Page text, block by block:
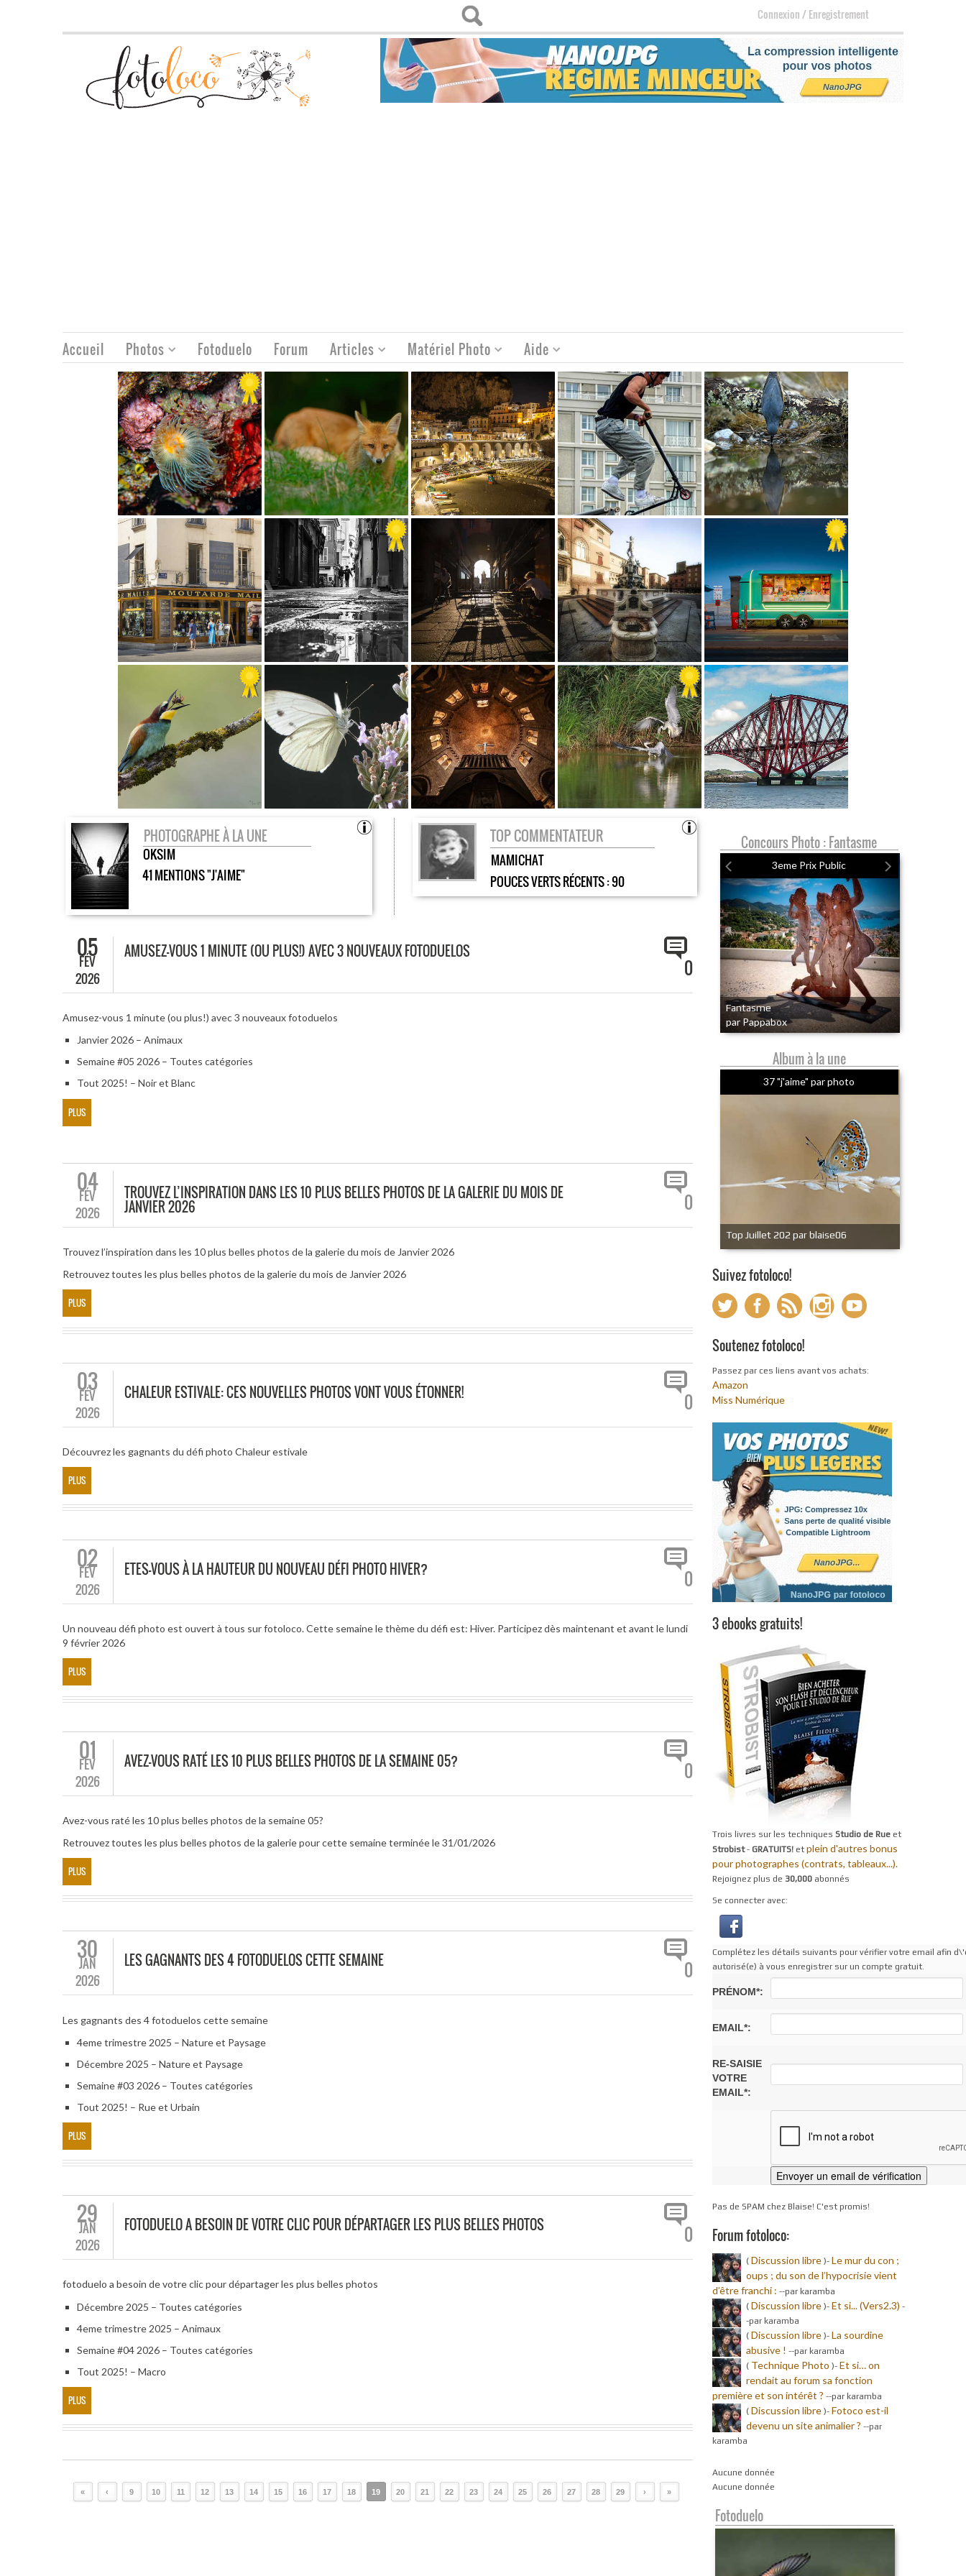
Connexion/Enregistrement
Accueil Photos Fotoduelo Forum Articles Matériel Photo Aide
PHOTOGRAPHE À LA UNE
OKSIM
41 MENTIONS "J'AIME"
TOP COMMENTATEUR
MAMICHAT
POUCES VERTS RÉCENTS :90
05
FÉV
2026
AMUSEZ-VOUS 1 MINUTE (OU PLUS!) AVEC 3 NOUVEAUX FOTODUELOS
0
Amusez-vous 1 minute (ou plus!) avec 3 nouveaux fotoduelos
Janvier 2026 – Animaux
Semaine #05 2026 – Toutes catégories
Tout 2025! – Noir et Blanc
PLUS
04
FÉV
2026
TROUVEZ L’INSPIRATION DANS LES 10 PLUS BELLES PHOTOS DE LA GALERIE DU MOIS DE
JANVIER 2026 0
Trouvez l’inspiration dans les 10 plus belles photos de la galerie du mois de Janvier 2026
Retrouvez toutes les plus belles photos de la galerie du mois de Janvier 2026
PLUS
03
FÉV
2026
CHALEUR ESTIVALE: CES NOUVELLES PHOTOS VONT VOUS ÉTONNER! 0
Découvrez les gagnants du défi photo Chaleur estivale
PLUS
02
FÉV
2026
ETES-VOUS À LA HAUTEUR DU NOUVEAU DÉFI PHOTO HIVER? 0
Un nouveau défi photo est ouvert à tous sur fotoloco. Cette semaine le thème du défi est: Hiver. Participez dès maintenant et avant le lundi
9 février 2026
PLUS
01
FÉV
2026
AVEZ-VOUS RATÉ LES 10 PLUS BELLES PHOTOS DE LA SEMAINE 05? 0
Avez-vous raté les 10 plus belles photos de la semaine 05?
Retrouvez toutes les plus belles photos de la galerie pour cette semaine terminée le 31/01/2026
PLUS
30
JAN
2026
LES GAGNANTS DES 4 FOTODUELOS CETTE SEMAINE 0
Les gagnants des 4 fotoduelos cette semaine
4eme trimestre 2025 – Nature et Paysage
Décembre 2025 – Nature et Paysage
Semaine #03 2026 – Toutes catégories
Tout 2025! – Rue et Urbain
PLUS
29
JAN
2026
FOTODUELO A BESOIN DE VOTRE CLIC POUR DÉPARTAGER LES PLUS BELLES PHOTOS 0
fotoduelo a besoin de votre clic pour départager les plus belles photos
Décembre 2025 – Toutes catégories
4eme trimestre 2025 – Animaux
Semaine #04 2026 – Toutes catégories
Tout 2025! – Macro
PLUS
« ‹ 9 10 11 12 13 14 15 16 17 18 19 20 21 22 23 24 25 26 27 28 29 › »
Concours Photo : Fantasme
3eme Prix Public
Fantasme
par Pappabox
Album à la une
37 "j'aime" par photo
Top Juillet 202 par blaise06
Suivez fotoloco!
Soutenez fotoloco!
Passez par ces liens avant vos achats:
Amazon
Miss Numérique
3 ebooks gratuits!
Trois livres sur les techniques Studio de Rueet
Strobist- GRATUITS! et plein d'autres bonus
pour photographes (contrats, tableaux...).
Rejoignez plus de 30,000abonnés
Se connecter avec:
Complétez les détails suivants pour vérifier votre email afin
autorisé(e) à vous enregistrer sur un compte gratuit.
PRÉNOM*:
EMAIL*:
RE-SAISIE
VOTRE
EMAIL*:
Pas de SPAM chez Blaise! C'est promis!
Forum fotoloco:
( Discussion libre)- Le mur du con ;
oups ; du son de l’hypocrisie vient
d’être franchi : --par karamba
( Discussion libre)- Et si... (Vers2.3) -
-par karamba
( Discussion libre)- La sourdine
abusive ! --par karamba
( Technique Photo )- Et si… on
rendait au forum sa fonction
première et son intérêt ? --par karamba
( Discussion libre)- Fotoco est-il
devenu un site animalier ? --par
karamba
Aucune donnée
Aucune donnée
Fotoduelo